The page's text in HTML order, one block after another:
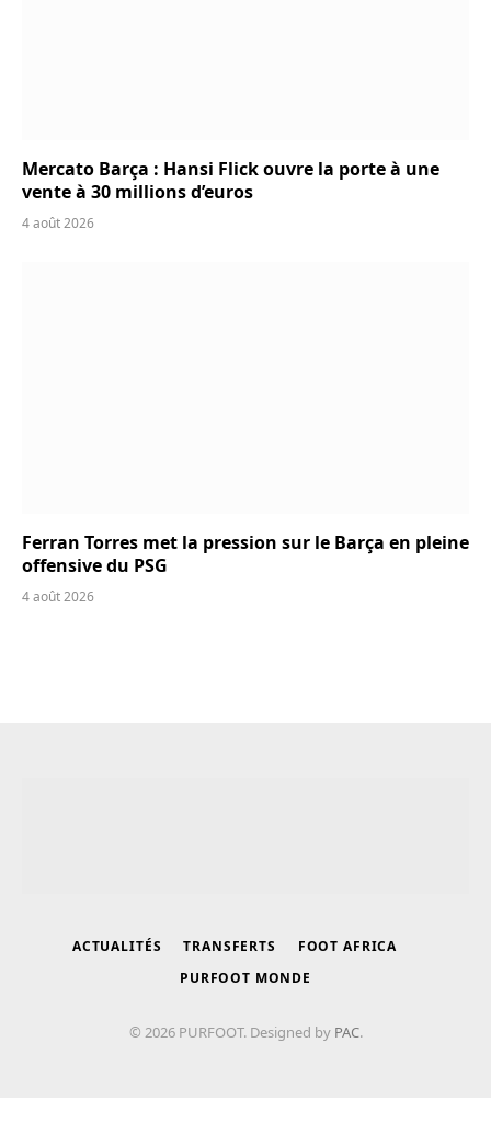
Mercato Barça : Hansi Flick ouvre la porte à une
vente à 30 millions d’euros
4 août 2026
Ferran Torres met la pression sur le Barça en pleine
offensive du PSG
4 août 2026
ACTUALITÉS TRANSFERTS
FOOT AFRICA
PURFOOT MONDE
© 2026 PURFOOT. Designed by PAC.